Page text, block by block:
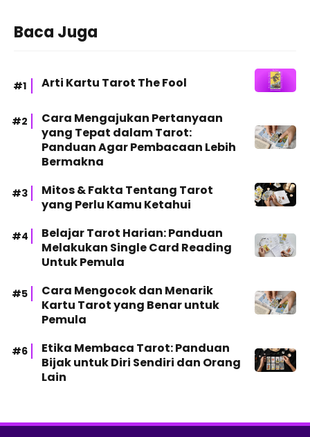
Baca Juga
Arti Kartu Tarot The Fool
Cara Mengajukan Pertanyaan
yang Tepat dalam Tarot:
Panduan Agar Pembacaan Lebih
Bermakna
Mitos & Fakta Tentang Tarot
yang Perlu Kamu Ketahui
Belajar Tarot Harian: Panduan
Melakukan Single Card Reading
Untuk Pemula
Cara Mengocok dan Menarik
Kartu Tarot yang Benar untuk
Pemula
Etika Membaca Tarot: Panduan
Bijak untuk Diri Sendiri dan Orang
Lain